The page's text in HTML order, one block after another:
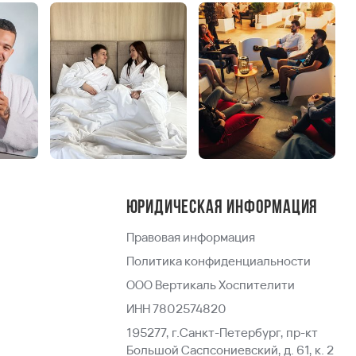
Юридическая информация
Правовая информация
Политика конфиденциальности
ООО Вертикаль Хоспителити
ИНН 7802574820
195277, г.Санкт-Петербург, пр-кт
Большой Саспсониевский, д. 61, к. 2